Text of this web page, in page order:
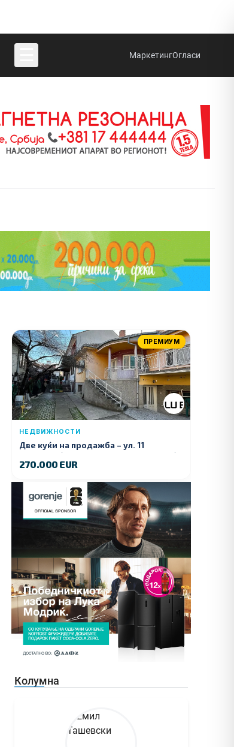
МаркетингОгласи
ПРЕМИУМ
НЕДВИЖНОСТИ
Две куќи на продажба – ул. 11
Ноември (Наспроти Селман Туризам)
270.000 EUR
Колумна